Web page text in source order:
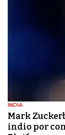
INDIA
Mark
indio por